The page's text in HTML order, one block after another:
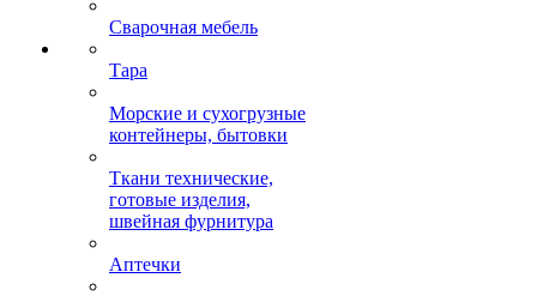
Сварочная мебель
Тара
Морские и сухогрузные
контейнеры, бытовки
Ткани технические,
готовые изделия,
швейная фурнитура
Аптечки